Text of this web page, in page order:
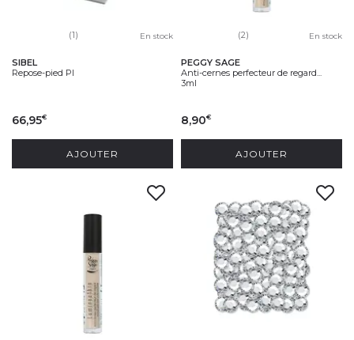
(1) En stock
SIBEL
Repose-pied PI
66,95€
AJOUTER
(2) En stock
PEGGY SAGE
Anti-cernes perfecteur de regard...
3ml
8,90€
AJOUTER